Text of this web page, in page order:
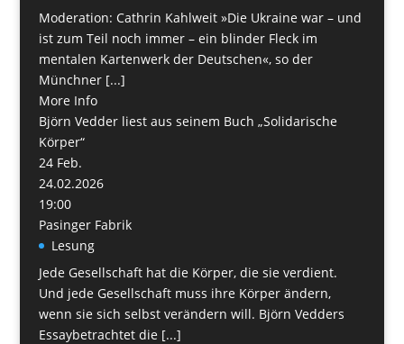
Moderation: Cathrin Kahlweit »Die Ukraine war – und
ist zum Teil noch immer – ein blinder Fleck im
mentalen Kartenwerk der Deutschen«, so der
Münchner [...]
More Info
Björn Vedder liest aus seinem Buch „Solidarische
Körper“
24 Feb.
24.02.2026
19:00
Pasinger Fabrik
Lesung
Jede Gesellschaft hat die Körper, die sie verdient.
Und jede Gesellschaft muss ihre Körper ändern,
wenn sie sich selbst verändern will. Björn Vedders
Essaybetrachtet die [...]